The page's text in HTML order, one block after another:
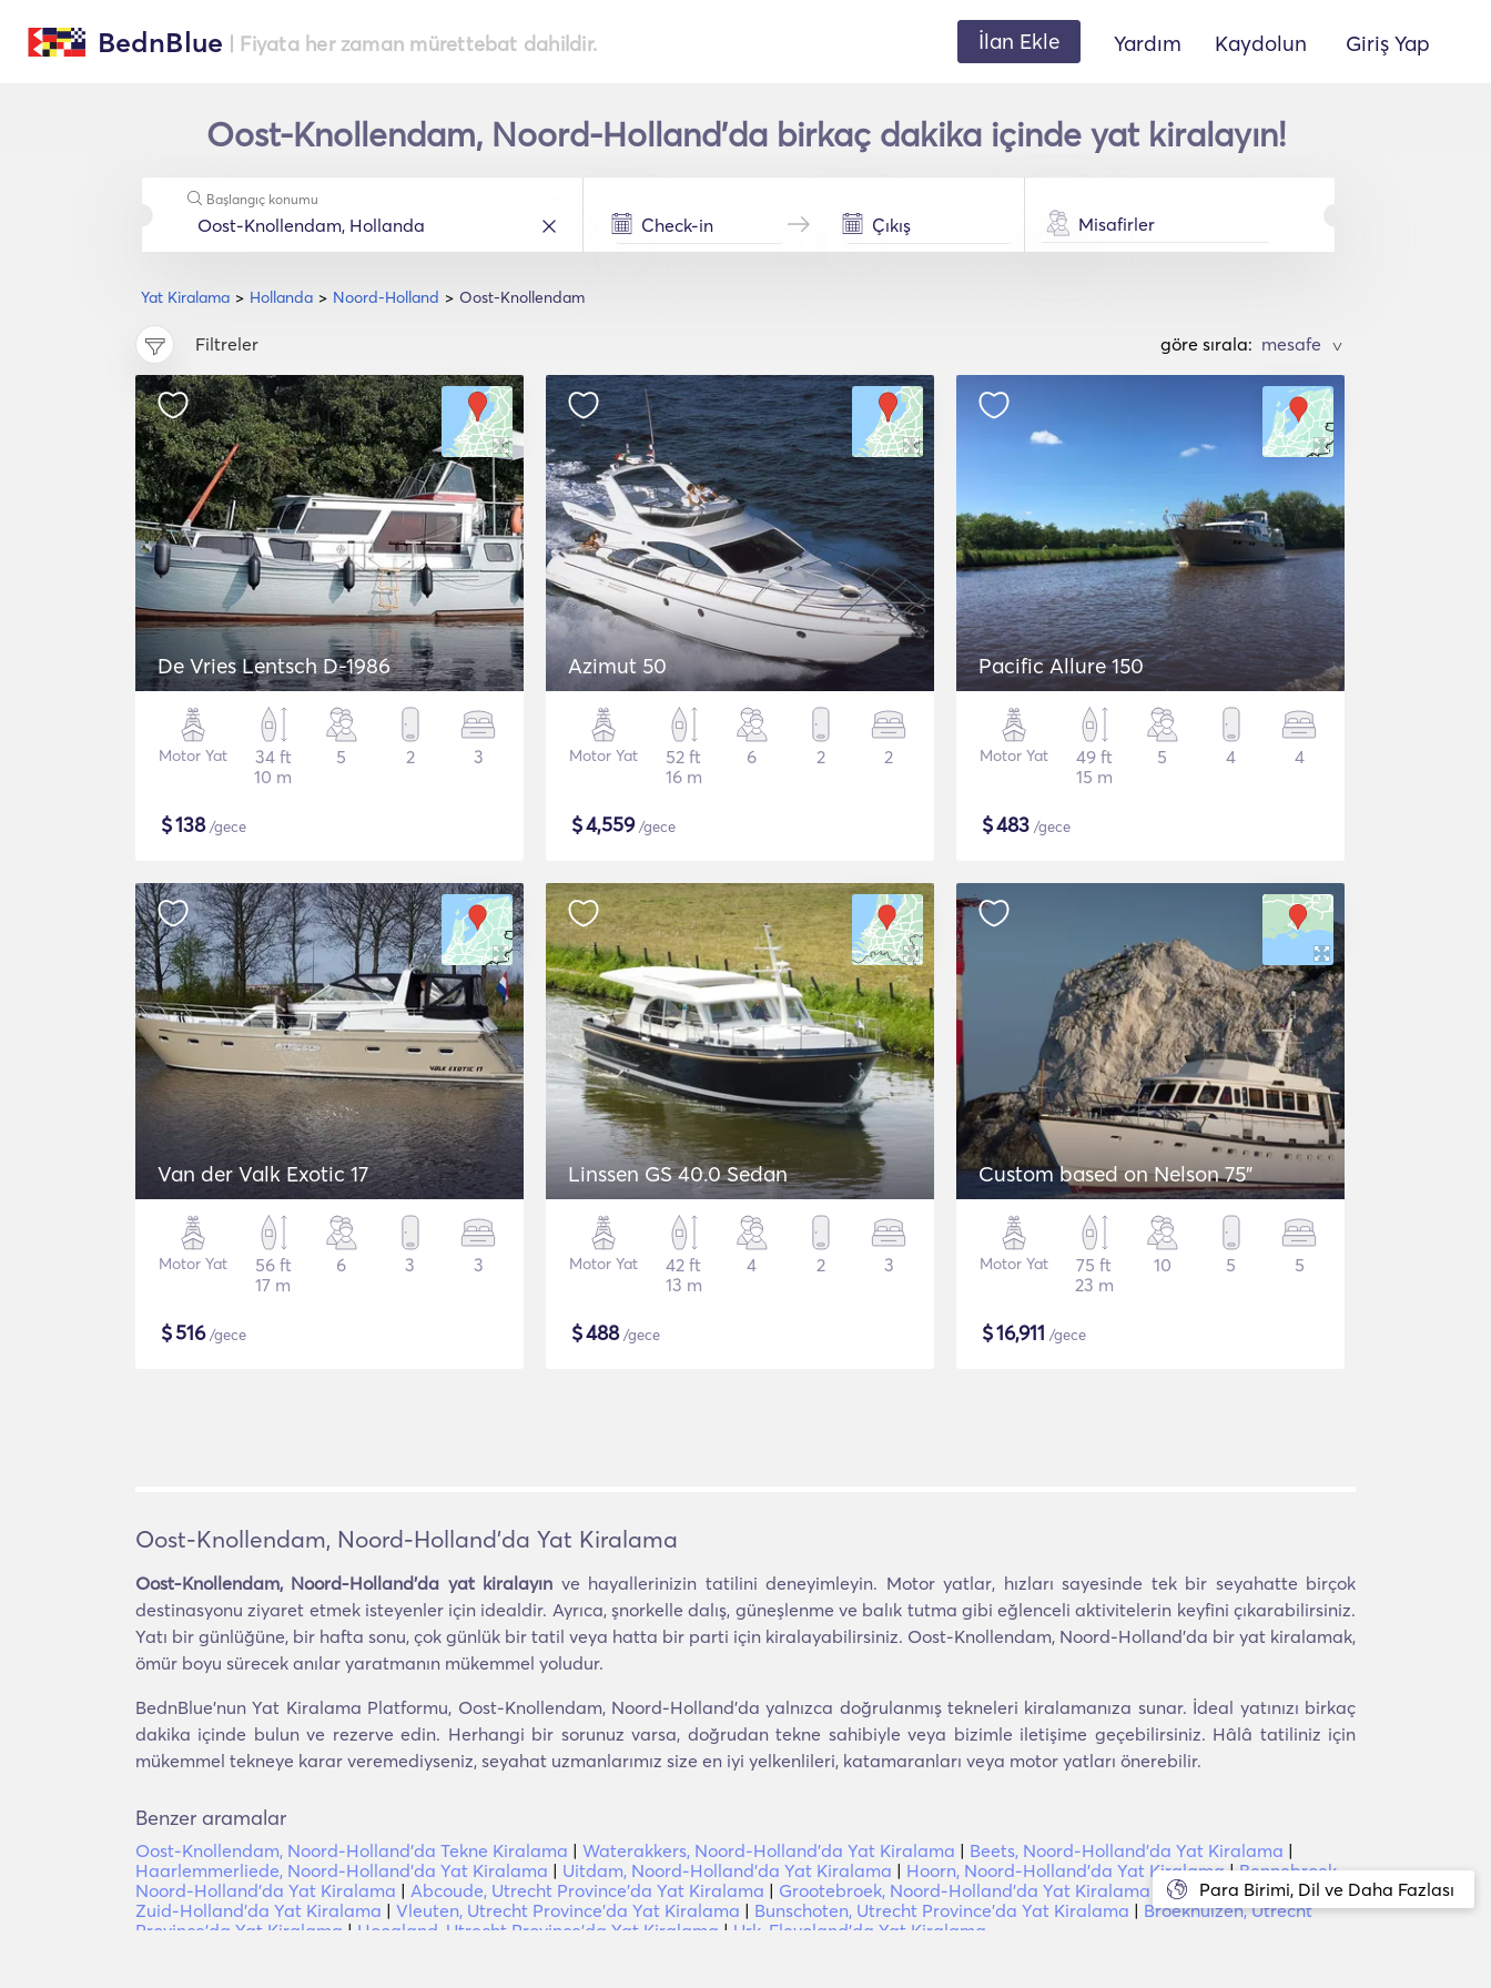
BednBlue | Fiyata her zaman mürettebat dahildir. İlan Ekle Yardım Kaydolun Giriş Yap
Oost-Knollendam, Noord-Holland'da birkaç dakika içinde yat kiralayın!
Yat Kiralama Hollanda Noord-Holland Oost-Knollendam
Başlangıç konumu
Misafirler
Filtreler göre sırala: >
De Vries Lentsch D-1986
Motor Yat
34 ft
10 m
5 2 3
$138/gece
Azimut 50
Motor Yat
52 ft
16 m
6 2 2
$4,559/gece
Pacific Allure 150
Motor Yat
49 ft
15 m
5 4 4
$483 /gece
Van der Valk Exotic 17
Motor Yat
56 ft
17 m
6 3 3
$516/gece
Linssen GS 40.0 Sedan
Motor Yat
42 ft
13 m
4 2 3
$488/gece
Custom based on Nelson 75"
Motor Yat
75 ft
23 m
10 5 5
$16,911 /gece
Para Birimi, Dil ve Daha Fazlası
Oost-Knollendam, Noord-Holland'da Yat Kiralama
Oost-Knollendam, Noord-Holland'da yat kiralayın ve hayallerinizin tatilini deneyimleyin. Motor yatlar, hızları sayesinde tek bir seyahatte birçok
destinasyonu ziyaret etmek isteyenler için idealdir. Ayrıca, şnorkelle dalış, güneşlenme ve balık tutma gibi eğlenceli aktivitelerin keyfini çıkarabilirsiniz.
Yatı bir günlüğüne, bir hafta sonu, çok günlük bir tatil veya hatta bir parti için kiralayabilirsiniz. Oost-Knollendam, Noord-Holland'da bir yat kiralamak,
ömür boyu sürecek anılar yaratmanın mükemmel yoludur.
BednBlue'nun Yat Kiralama Platformu, Oost-Knollendam, Noord-Holland'da yalnızca doğrulanmış tekneleri kiralamanıza sunar. İdeal yatınızı birkaç
dakika içinde bulun ve rezerve edin. Herhangi bir sorunuz varsa, doğrudan tekne sahibiyle veya bizimle iletişime geçebilirsiniz. Hâlâ tatiliniz için
mükemmel tekneye karar veremediyseniz, seyahat uzmanlarımız size en iyi yelkenlileri, katamaranları veya motor yatları önerebilir.
Benzer aramalar
Oost-Knollendam, Noord-Holland'da Tekne Kiralama | Waterakkers, Noord-Holland'da Yat Kiralama | Beets, Noord-Holland'da Yat Kiralama |
Haarlemmerliede, Noord-Holland'da Yat Kiralama | Uitdam, Noord-Holland'da Yat Kiralama | Hoorn, Noord-Holland'da Yat Kiralama|Bennebroek,
Noord-Holland'da Yat Kiralama | Abcoude, Utrecht Province'da Yat Kiralama | Grootebroek, Noord-Holland'da Yat Kiralama
Alphen aan den Rijn,
Zuid-Holland'da Yat Kiralama | Vleuten, Utrecht Province'da Yat Kiralama | Bunschoten, Utrecht Province'da Yat Kiralama | Broekhuizen, Utrecht
Province'da Yat Kiralama | Hoogland, Utrecht Province'da Yat Kiralama | Urk, Flevoland'da Yat Kiralama